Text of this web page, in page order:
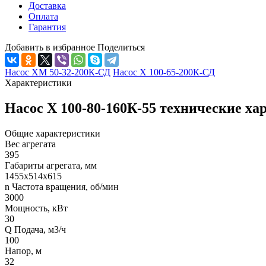
Доставка
Оплата
Гарантия
Добавить в избранное Поделиться
Насос ХМ 50-32-200К-СД Насос Х 100-65-200К-СД
Характеристики
Насос Х 100-80-160К-55 технические
Общие характеристики
Вес агрегата
395
Габариты агрегата, мм
1455х514х615
n Частота вращения, об/мин
3000
Мощность, кВт
30
Q Подача, м3/ч
100
Напор, м
32